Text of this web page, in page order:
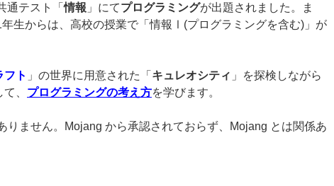
通テスト「情報 」にてプログラミングが出題されました。ま
生からは、高校の授業で「情報Ⅰ(プログラミングを含む)」が
フト 」の世界に用意された「 キュレオシティ 」を探検しながら
、 プログラミングの考え方を学びます。
りません。Mojang から承認されておらず、Mojang とは関係あ